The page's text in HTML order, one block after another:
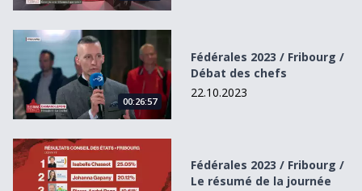
Fédérales 2023 / Fribourg / Débat des chefs
00:26:57
Fédérales 2023 / Fribourg /
Débat des chefs
22.10.2023
Fédérales 2023 / Fribourg / Le résumé de la journée
Fédérales 2023 / Fribourg /
Le résumé de la journée